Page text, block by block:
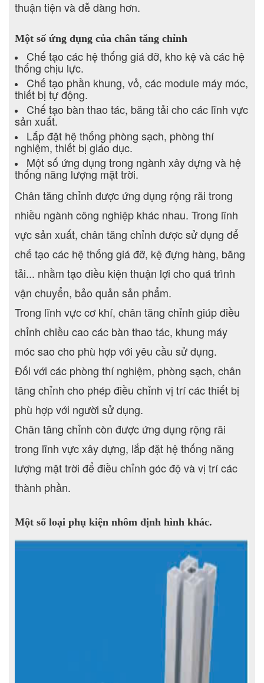
thuận tiện và dễ dàng hơn.
Một số ứng dụng của chân tăng chỉnh
Chế tạo các hệ thống giá đỡ, kho kệ và các hệ
thống chịu lực.
Chế tạo phần khung, vỏ, các module máy móc,
thiết bị tự động.
Chế tạo bàn thao tác, băng tải cho các lĩnh vực
sản xuất.
Lắp đặt hệ thống phòng sạch, phòng thí
nghiệm, thiết bị giáo dục.
Một số ứng dụng trong ngành xây dựng và hệ
thống năng lượng mặt trời.
Chân tăng chỉnh được ứng dụng rộng rãi trong
nhiều ngành công nghiệp khác nhau. Trong lĩnh
vực sản xuất, chân tăng chỉnh được sử dụng để
chế tạo các hệ thống giá đỡ, kệ đựng hàng, băng
tải... nhằm tạo điều kiện thuận lợi cho quá trình
vận chuyển, bảo quản sản phẩm.
Trong lĩnh vực cơ khí, chân tăng chỉnh giúp điều
chỉnh chiều cao các bàn thao tác, khung máy
móc sao cho phù hợp với yêu cầu sử dụng.
Đối với các phòng thí nghiệm, phòng sạch, chân
tăng chỉnh cho phép điều chỉnh vị trí các thiết bị
phù hợp với người sử dụng.
Chân tăng chỉnh còn được ứng dụng rộng rãi
trong lĩnh vực xây dựng, lắp đặt hệ thống năng
lượng mặt trời để điều chỉnh góc độ và vị trí các
thành phần.
Một số loại phụ kiện nhôm định hình khác.